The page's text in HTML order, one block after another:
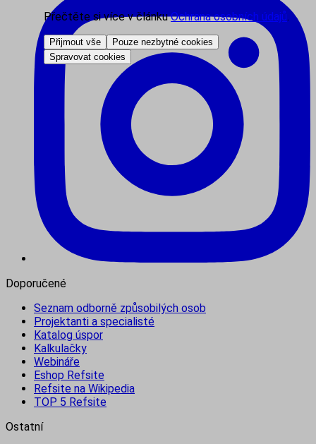
Doporučené
Seznam odborně způsobilých osob
Projektanti a specialisté
Katalog úspor
Kalkulačky
Webináře
Eshop Refsite
Refsite na Wikipedia
TOP 5 Refsite
Ostatní
Přečtěte si více v článku Ochrana osobních údajů.
Přijmout vše
Pouze nezbytné cookies
Spravovat cookies